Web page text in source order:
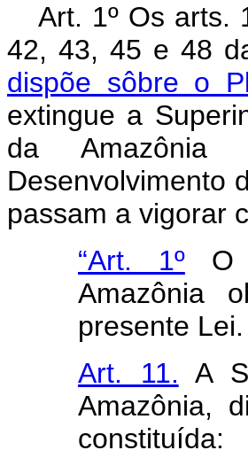
Art. 1º Os arts.
42, 43, 45 e 48
dispõe sôbre o
extingue a
da Amazônia
Desenvolvimento
passam a vigorar
“Art. 1ºO
Amazônia
presente Lei.
Art. 11. A
Amazônia,
constituída: